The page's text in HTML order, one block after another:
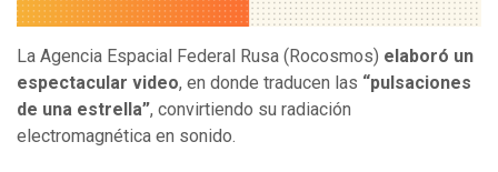
La Agencia Espacial Federal Rusa (Rocosmos) elaboró un
espectacular video, en donde traducen las “pulsaciones
de una estrella”, convirtiendo su radiación
electromagnética en sonido.